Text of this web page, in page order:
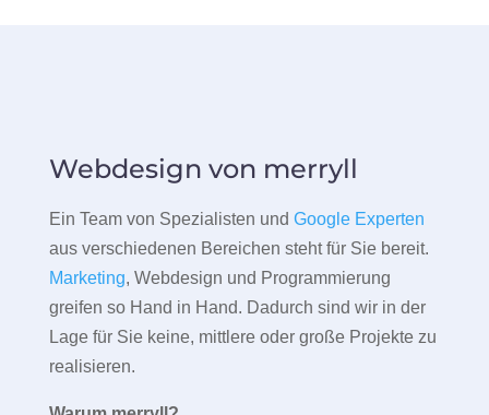
Webdesign von merryll
Ein Team von Spezialisten und Google Experten
aus verschiedenen Bereichen steht für Sie bereit.
Marketing, Webdesign und Programmierung
greifen so Hand in Hand. Dadurch sind wir in der
Lage für Sie keine, mittlere oder große Projekte zu
realisieren.